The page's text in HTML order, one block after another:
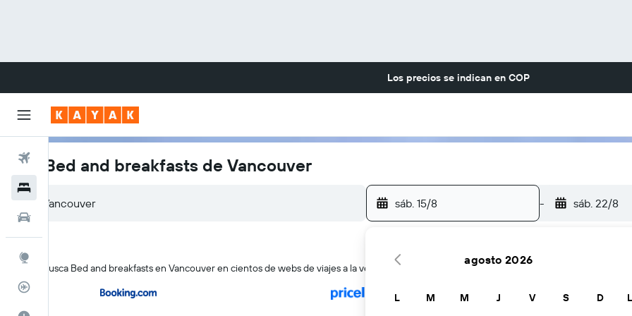
Los precios se indican en COP
Vuelos
Los Bed and breakfasts de Vancouver
sáb. 15/8 - sáb. 22/8
KAYAK busca Bed and breakfasts en Vancouver en cientos de webs de viajes a la vez
agosto 2026
L M M J V S D L